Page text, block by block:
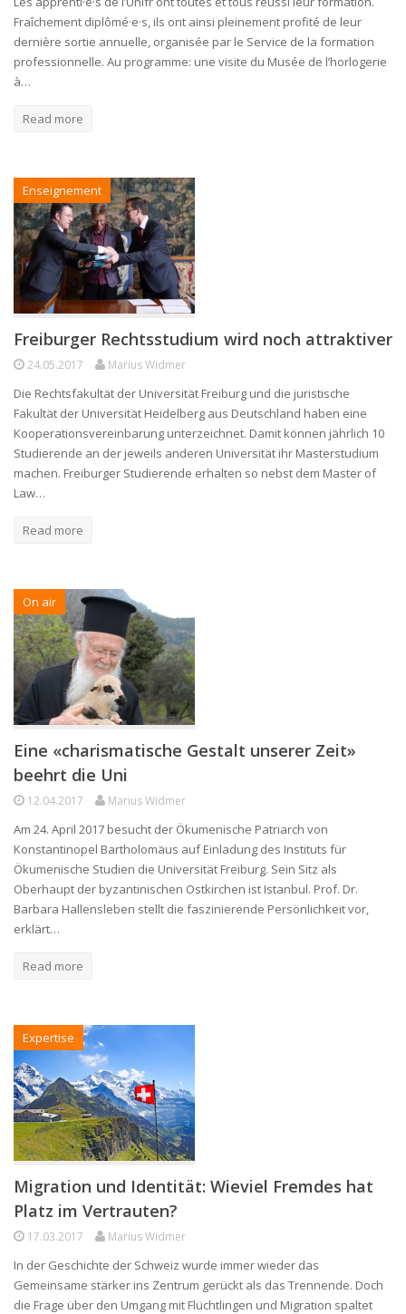
Fraîchement diplômé·e·s, ils ont ainsi pleinement profité de leur
dernière sortie annuelle, organisée par le Service de la formation
professionnelle. Au programme: une visite du Musée de l’horlogerie
à…
Read more
Enseignement
Freiburger Rechtsstudium wird noch attraktiver
24.05.2017 Marius Widmer
Die Rechtsfakultät der Universität Freiburg und die juristische
Fakultät der Universität Heidelberg aus Deutschland haben eine
Kooperationsvereinbarung unterzeichnet. Damit können jährlich 10
Studierende an der jeweils anderen Universität ihr Masterstudium
machen. Freiburger Studierende erhalten so nebst dem Master of
Law…
Read more
On air
Eine «charismatische Gestalt unserer Zeit»
beehrt die Uni
12.04.2017 Marius Widmer
Am 24. April 2017 besucht der Ökumenische Patriarch von
Konstantinopel Bartholomäus auf Einladung des Instituts für
Ökumenische Studien die Universität Freiburg. Sein Sitz als
Oberhaupt der byzantinischen Ostkirchen ist Istanbul. Prof. Dr.
Barbara Hallensleben stellt die faszinierende Persönlichkeit vor,
erklärt…
Read more
Expertise
Migration und Identität: Wieviel Fremdes hat
Platz im Vertrauten?
17.03.2017 Marius Widmer
In der Geschichte der Schweiz wurde immer wieder das
Gemeinsame stärker ins Zentrum gerückt als das Trennende. Doch
die Frage über den Umgang mit Flüchtlingen und Migration spaltet